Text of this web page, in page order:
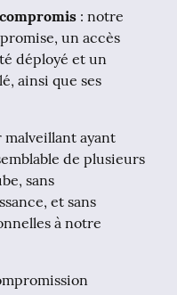
: notre
un accès
déployé et un
ainsi que ses
malveillant ayant
de plusieurs
sans
et sans
à notre